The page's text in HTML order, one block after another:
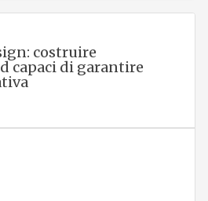
costruire
capaci di garantire